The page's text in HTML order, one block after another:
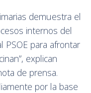
demuestra el
internos del
PSOE para afrontar
explican
de prensa.
por la base